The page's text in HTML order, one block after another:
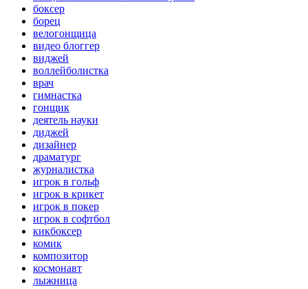
боксер
борец
велогонщица
видео блоггер
виджей
воллейболистка
врач
гимнастка
гонщик
деятель науки
диджей
дизайнер
драматург
журналистка
игрок в гольф
игрок в крикет
игрок в покер
игрок в софтбол
кикбоксер
комик
композитор
космонавт
лыжница